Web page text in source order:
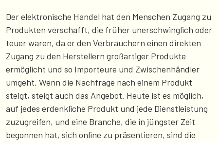
Der elektronische Handel hat den Menschen Zugang zu
Produkten verschafft, die früher unerschwinglich oder
teuer waren, da er den Verbrauchern einen direkten
Zugang zu den Herstellern großartiger Produkte
ermöglicht und so Importeure und Zwischenhändler
umgeht. Wenn die Nachfrage nach einem Produkt
steigt, steigt auch das Angebot. Heute ist es möglich,
auf jedes erdenkliche Produkt und jede Dienstleistung
zuzugreifen, und eine Branche, die in jüngster Zeit
begonnen hat, sich online zu präsentieren, sind die